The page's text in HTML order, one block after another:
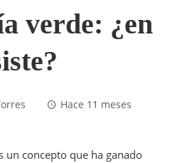
verde: ¿en
Hace 11 meses
un concepto que ha ganado